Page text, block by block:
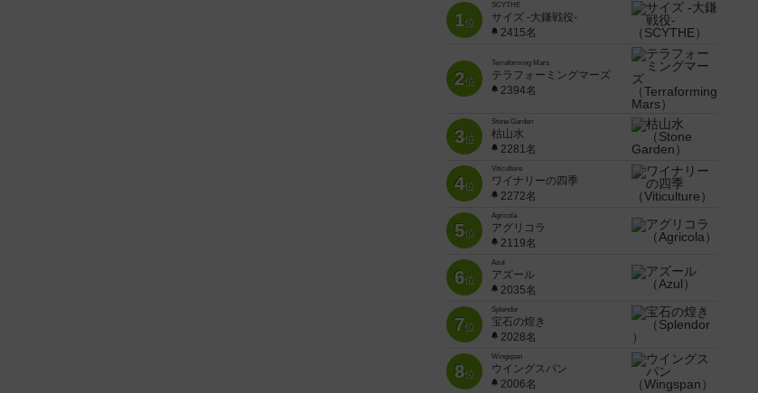
1位
SCYTHE
サイズ -大鎌戦役-
2415名
2位
Terraforming Mars
テラフォーミングマーズ
2394名
3位
Stone Garden
枯山水
2281名
4位
Viticulture
ワイナリーの四季
2272名
5位
Agricola
アグリコラ
2119名
6位
Azul
アズール
2035名
7位
Splendor
宝石の煌き
2028名
8位
Wingspan
ウイングスパン
2006名